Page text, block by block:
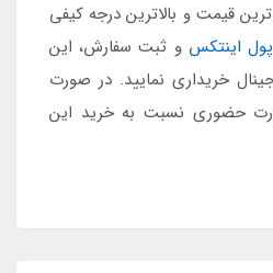
با ارزان ترین قیمت و بالاترین درجه کیفی
پول اینتکس و ثبت سفارش، این
خریداری نمایید. در صورت
حضوری نسبت به خرید این